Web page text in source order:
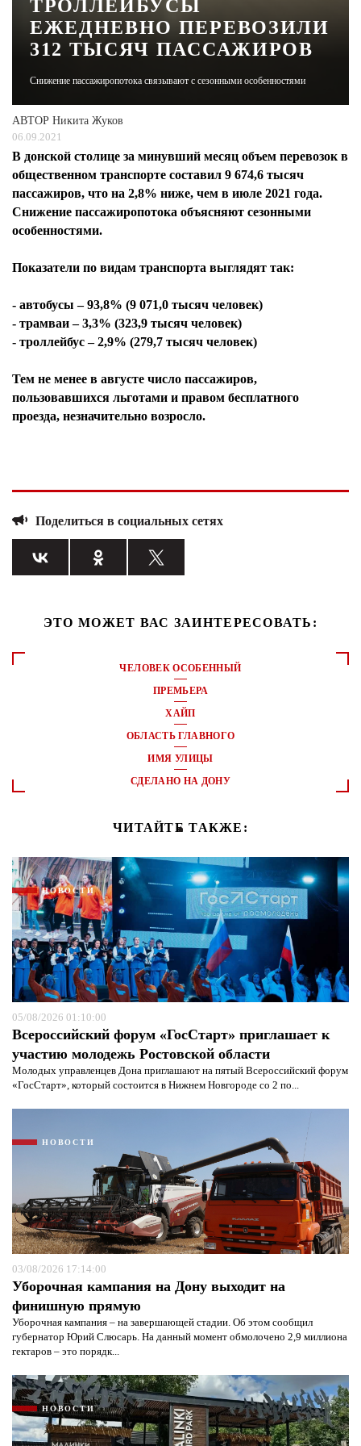
ЖУРНАЛ
ТРОЛЛЕЙБУСЫ
ЕЖЕДНЕВНО ПЕРЕВОЗИЛИ
312 ТЫСЯЧ ПАССАЖИРОВ
Снижение пассажиропотока связывают с сезонными особенностями
АВТОР Никита Жуков
06.09.2021
В донской столице за минувший месяц объем перевозок в
общественном транспорте составил 9 674,6 тысяч
пассажиров, что на 2,8% ниже, чем в июле 2021 года.
Снижение пассажиропотока объясняют сезонными
особенностями.
Показатели по видам транспорта выглядят так:
- автобусы – 93,8% (9 071,0 тысяч человек)
- трамваи – 3,3% (323,9 тысяч человек)
- троллейбус – 2,9% (279,7 тысяч человек)
Тем не менее в августе число пассажиров,
пользовавшихся льготами и правом бесплатного
проезда, незначительно возросло.
Поделиться в социальных сетях
ЭТО МОЖЕТ ВАС ЗАИНТЕРЕСОВАТЬ:
ЧЕЛОВЕК ОСОБЕННЫЙ
ПРЕМЬЕРА
ХАЙП
ОБЛАСТЬ ГЛАВНОГО
ИМЯ УЛИЦЫ
СДЕЛАНО НА ДОНУ
ЧИТАЙТЕ ТАКЖЕ:
НОВОСТИ
05/08/2026 01:10:00
Всероссийский форум «ГосСтарт» приглашает к
участию молодежь Ростовской области
Молодых управленцев Дона приглашают на пятый Всероссийский форум
«ГосСтарт», который состоится в Нижнем Новгороде со 2 по...
НОВОСТИ
03/08/2026 17:14:00
Уборочная кампания на Дону выходит на
финишную прямую
Уборочная кампания – на завершающей стадии. Об этом сообщил
губернатор Юрий Слюсарь. На данный момент обмолочено 2,9 миллиона
гектаров – это порядк...
НОВОСТИ